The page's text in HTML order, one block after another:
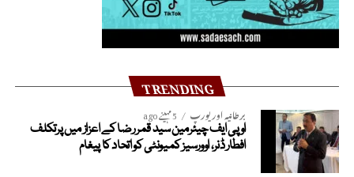
TRENDING
برطانیہ اور یورپ 5 مہینے ago
او پی ایف چیئرمین سید قمر رضا کے اعزاز میں پرتکلف
افطار ڈنر، اوورسیز کمیونٹی کو اتحاد کا پیغام